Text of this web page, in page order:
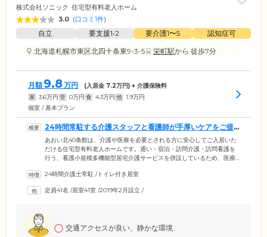
株式会社ソニック 住宅型有料老人ホーム
3.0 (口コミ1件)
自立 要支援1•2 要介護1〜5
認知症可
北海道札幌市東区北四十条東9-3-5
栄町駅から 徒歩7分
月額 9.8 万円 (入居金 7.2万円) + 介護保険料
家 3.6万円 管 0万円 食 4.3万円 他 1.9万円
個室 / 基本プラン
24時間常駐する介護スタッフと看護師が手厚いケアをご提
供いたします
あおい北40条館は、介護や医療を必要とされる方に安心してご入居いた
だける住宅型有料老人ホームです。通い・宿泊・訪問介護・訪問看護を
行う、看護小規模多機能型居宅介護サービスを併設しているため、医療
もと、療養生活を手厚くサポートいたします。また訪問看護事業所「住
身体介護や家事支援などの介護サービスをご提供。看護師とヘルパーが
24時間介護士常駐 /トイレ付き居室
定員41名 /居室41室 /2019年2月設立 /
交通アクセスが良い、静かな環境